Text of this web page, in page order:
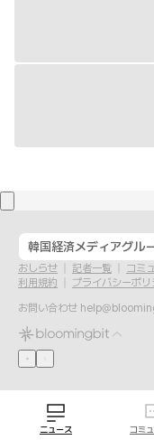
韓国経済メディアグル
おしらせ 記者一覧
コミ
利用規約
プライバシーポリ
お問い合わせ
ニュース コミ